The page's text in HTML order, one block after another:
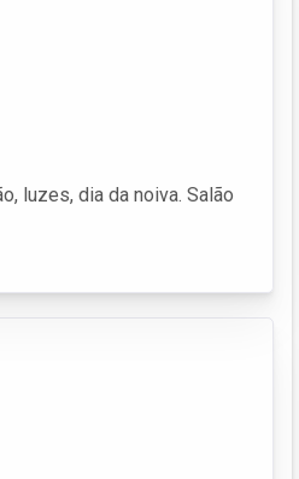
luzes, dia da noiva. Salão